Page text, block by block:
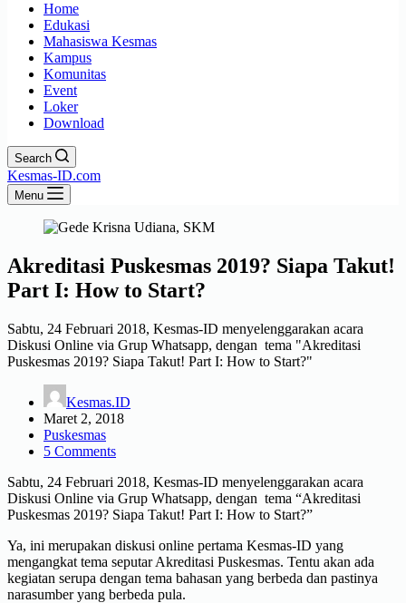
Home
Edukasi
Mahasiswa Kesmas
Kampus
Komunitas
Event
Loker
Download
Search
Kesmas-ID.com
Menu
Akreditasi Puskesmas 2019? Siapa Takut!
Part I: How to Start?
Sabtu, 24 Februari 2018, Kesmas-ID menyelenggarakan acara
Diskusi Online via Grup Whatsapp, dengan tema "Akreditasi
Puskesmas 2019? Siapa Takut! Part I: How to Start?"
Kesmas.ID
Maret 2, 2018
Puskesmas
5 Comments
Sabtu, 24 Februari 2018, Kesmas-ID menyelenggarakan acara
Diskusi Online via Grup Whatsapp, dengan tema “Akreditasi
Puskesmas 2019? Siapa Takut! Part I: How to Start?”
Ya, ini merupakan diskusi online pertama Kesmas-ID yang
mengangkat tema seputar Akreditasi Puskesmas. Tentu akan ada
kegiatan serupa dengan tema bahasan yang berbeda dan pastinya
narasumber yang berbeda pula.